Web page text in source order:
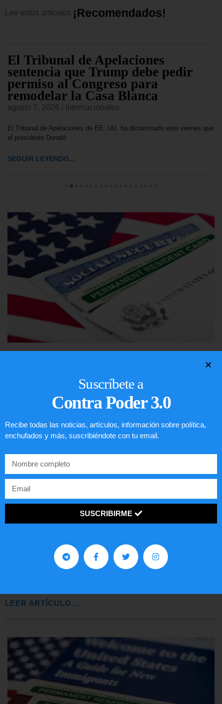
Lee estos artículos ¡Recomendados!
El Tribunal de Apelaciones
sentencia que Trump debe pedir
permiso al Congreso para
remodelar la Casa Blanca
agosto 7, 2026 Internacionales
El Tribunal de Apelaciones de EE. UU. ha dictaminado este viernes que
el presidente Donald
SEGUIR LEYENDO...
Comunistas no son bienvenidos en
LEER ARTÍCULO...
Suscríbete a
Contra Poder 3.0
Recibe todas las noticias, artículos, información sobre política,
enchufados y más, suscribiéndote con tu email.
SUSCRIBIRME